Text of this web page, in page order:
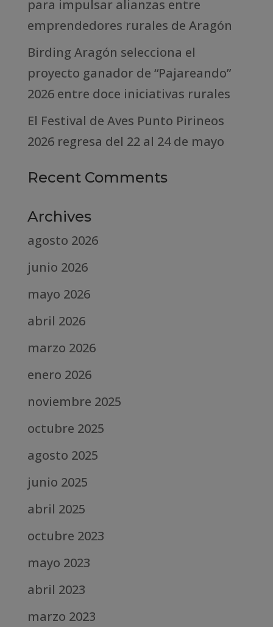
para impulsar alianzas entre
emprendedores rurales de Aragón
Birding Aragón selecciona el
proyecto ganador de “Pajareando”
2026 entre doce iniciativas rurales
El Festival de Aves Punto Pirineos
2026 regresa del 22 al 24 de mayo
Recent Comments
Archives
agosto 2026
junio 2026
mayo 2026
abril 2026
marzo 2026
enero 2026
noviembre 2025
octubre 2025
agosto 2025
junio 2025
abril 2025
octubre 2023
mayo 2023
abril 2023
marzo 2023